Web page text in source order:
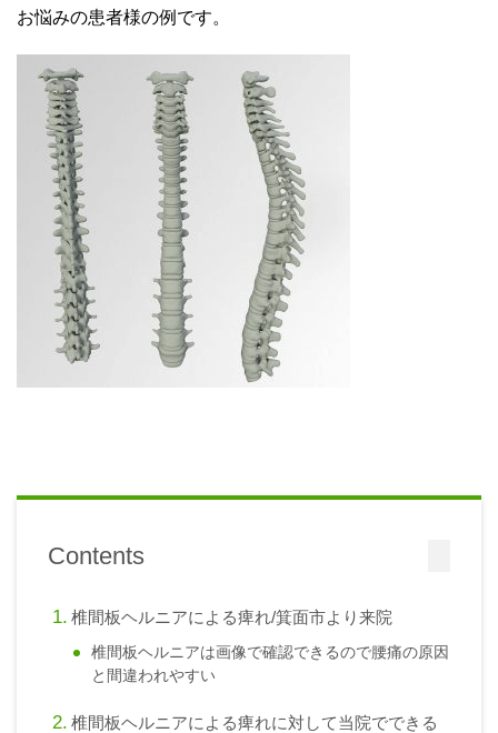
お悩みの患者様の例です。
Contents
椎間板ヘルニアによる痺れ/箕面市より来院
椎間板ヘルニアは画像で確認できるので腰痛の原因
と間違われやすい
椎間板ヘルニアによる痺れに対して当院でできる